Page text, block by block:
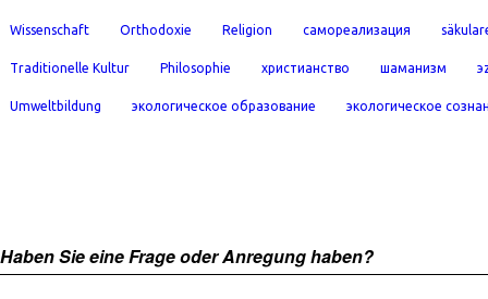
Wissenschaft Orthodoxie Religion самореализация
Traditionelle Kultur Philosophie христианство шаманизм
Umweltbildung экологическое образование экологическое
Haben Sie eine Frage oder Anregung haben?